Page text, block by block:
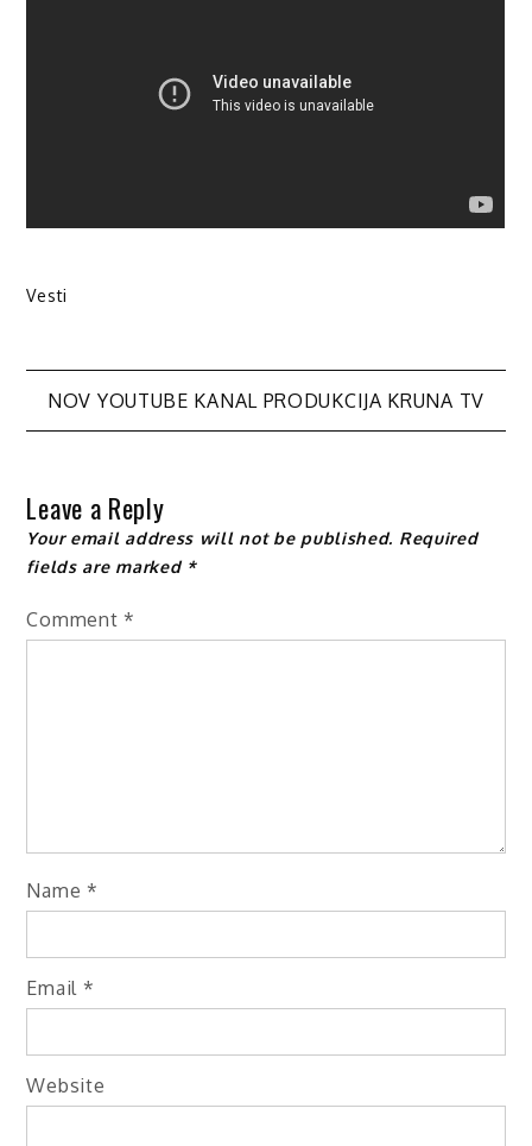
Vesti
Post
navigation
NOV YOUTUBE KANAL PRODUKCIJA KRUNA TV
Leave a Reply
Your email address will not be published. Required
fields are marked *
Comment *
Name *
Email *
Website